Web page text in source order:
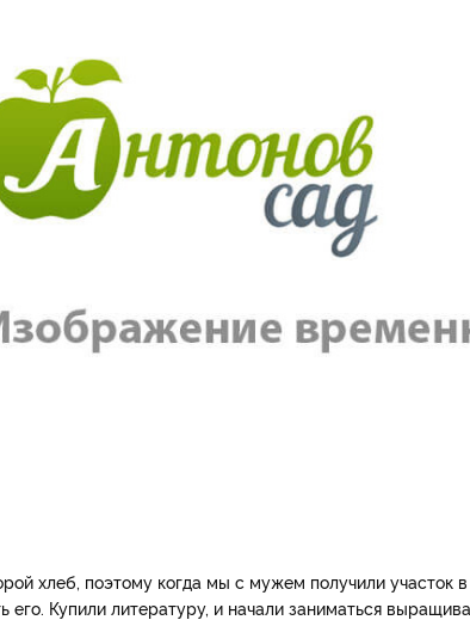
хлеб, поэтому когда мы с мужем получили участок
его. Купили литературу, и начали заниматься